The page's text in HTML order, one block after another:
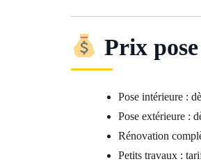
Prix
Pose intérieure :
Pose extérieure :
Rénovation
Petits travaux :